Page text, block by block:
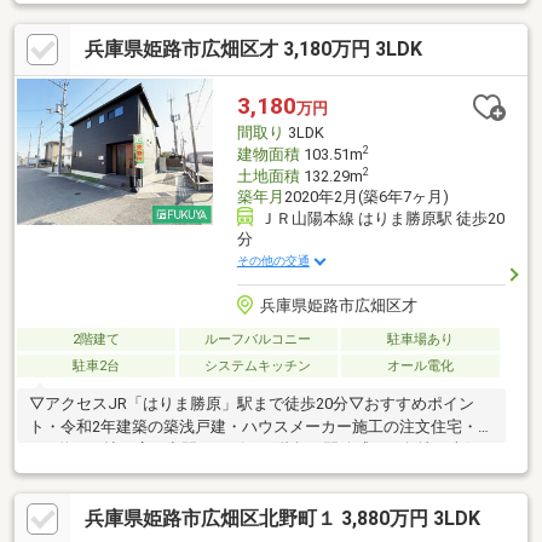
に合わせたご提案をさせていただきます。
兵庫県姫路市広畑区才 3,180万円 3LDK
3,180万円
間取り 3LDK
建物面積103.51m2
土地面積132.29m2
築年月 2020年2月(築6年7ヶ月)
ＪＲ山陽本線 はりま勝原駅 徒歩20
分
その他の交通
兵庫県姫路市広畑区才
2階建て ルーフバルコニー
駐車場あり
駐車2台
システムキッチン オール電化
▽アクセスJR「はりま勝原」駅まで徒歩20分▽おすすめポイン
ト・令和2年建築の築浅戸建・ハウスメーカー施工の注文住宅・
お庭スペースあり・間仕切りで間取り変更可能です─── お住まい
探しのお悩み、ご不安をサポート。・物件の詳細は【0120-298-
330(通話無料)】 まで お気軽にお問い合わせください！
兵庫県姫路市広畑区北野町１ 3,880万円 3LDK